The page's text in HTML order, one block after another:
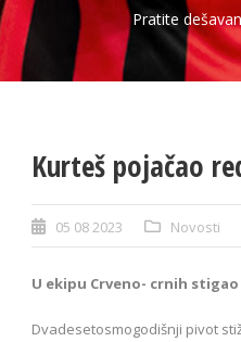
Pratite
Kurteš pojačao
05 08 2023 Novosti
U ekipu Crveno- crnih
Dvadesetosmogodišnji pivot